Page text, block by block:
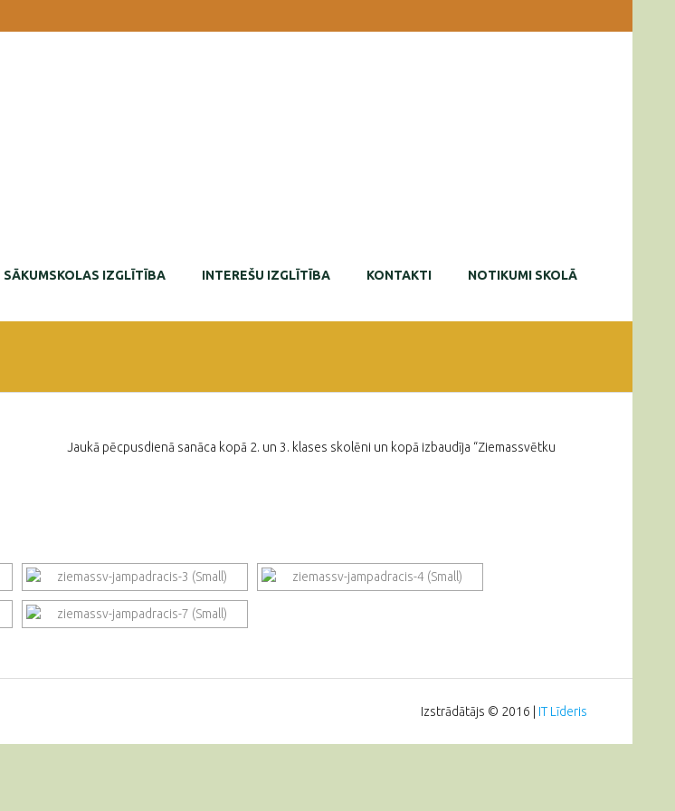
SĀKUMSKOLAS IZGLĪTĪBA INTEREŠU IZGLĪTĪBA KONTAKTI NOTIKUMI SKOLĀ
Jaukā pēcpusdienā sanāca kopā 2. un 3. klases skolēni un kopā izbaudīja “Ziemassvētku
Izstrādātājs © 2016 | IT Līderis